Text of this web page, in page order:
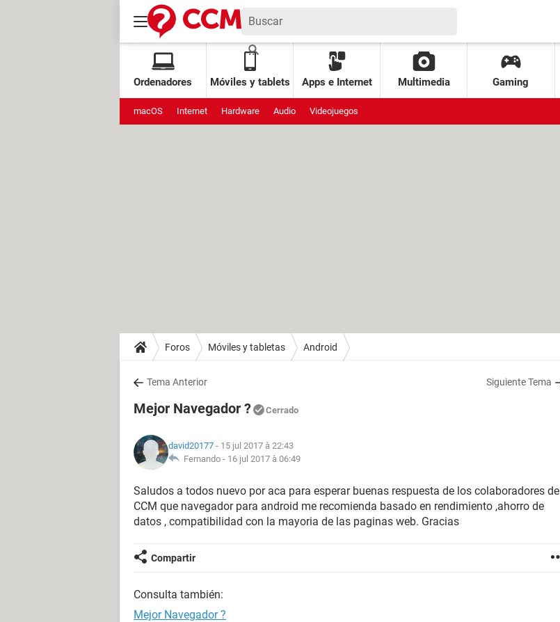
Ordenadores Móviles y tablets Apps e Internet Multimedia Gaming
macOS Internet Hardware Audio Videojuegos
Foros Móviles y tabletas Android
Tema Anterior Siguiente Tema
Mejor Navegador ? Cerrado
david20177 - 15 jul 2017 à 22:43
Fernando - 16 jul 2017 à 06:49
Saludos a todos nuevo por aca para esperar buenas respuesta de los colaboradores de
CCM que navegador para android me recomienda basado en rendimiento ,ahorro de
datos , compatibilidad con la mayoria de las paginas web. Gracias
Compartir
Consulta también:
Mejor Navegador ?